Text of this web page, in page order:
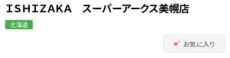
ＩＳＨＩＺＡＫＡ スーパーアークス美幌店
北海道
お気に入り